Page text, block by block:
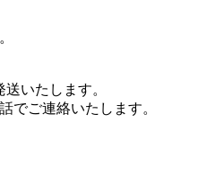
いたします。
でご連絡いたします。